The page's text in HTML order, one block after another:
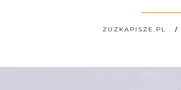
ZUZKAPISZE.PL